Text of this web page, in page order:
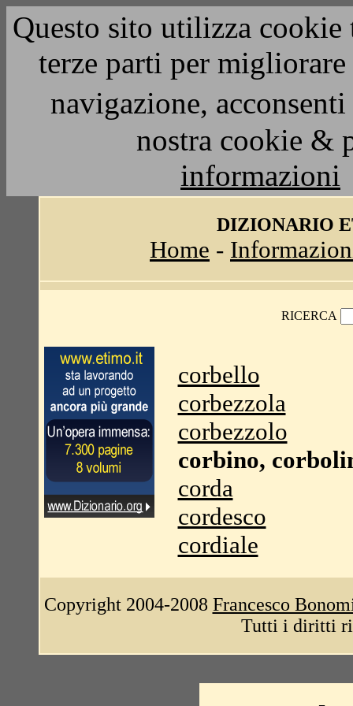
Questo sito utilizza
terze parti per
navigazione,
nostra cookie &
informazioni
DIZIONARIO
Home -
RICERCA
corbello
corbezzola
corbezzolo
corbino,
corda
cordesco
cordiale
Copyright 2004-2008 Francesco
Tutti i diritti